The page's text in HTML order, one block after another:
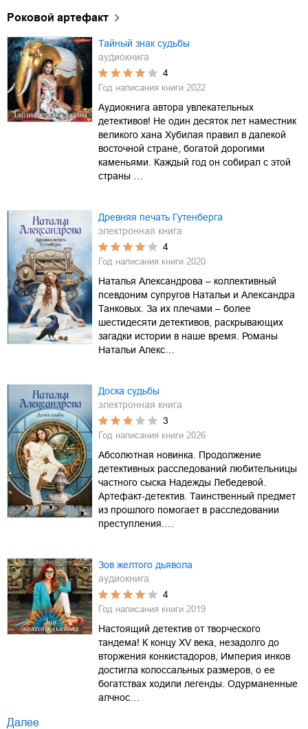
Роковой артефакт
Тайный знак судьбы
аудиокнига
4
Год написания книги 2022
Аудиокнига автора увлекательных
детективов! Не один десяток лет наместник
великого хана Хубилая правил в далекой
восточной стране, богатой дорогими
каменьями. Каждый год он собирал с этой
страны …
Древняя печать Гутенберга
электронная книга
4
Год написания книги 2020
Наталья Александрова – коллективный
псевдоним супругов Натальи и Александра
Танковых. За их плечами – более
шестидесяти детективов, раскрывающих
загадки истории в наше время. Романы
Натальи Алекс…
Доска судьбы
электронная книга
3
Год написания книги 2026
Абсолютная новинка. Продолжение
детективных расследований любительницы
частного сыска Надежды Лебедевой.
Артефакт-детектив. Таинственный предмет
из прошлого помогает в расследовании
преступления.…
Зов желтого дьявола
аудиокнига
4
Год написания книги 2019
Настоящий детектив от творческого
тандема! К концу XV века, незадолго до
вторжения конкистадоров, Империя инков
достигла колоссальных размеров, о ее
богатствах ходили легенды. Одурманенные
алчнос…
Далее